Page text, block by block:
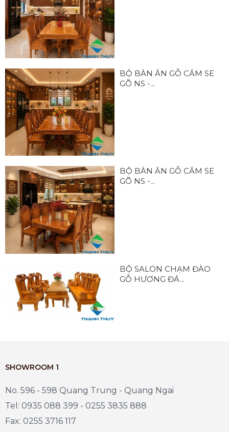
BỘ BÀN ĂN GỖ CĂM SE
GÕ NS -...
BỘ BÀN ĂN GỖ CĂM SE
GÕ NS -...
BỘ SALON CHẠM ĐÀO
GỖ HƯƠNG ĐÁ...
SHOWROOM 1
No. 596 - 598 Quang Trung - Quang Ngai
Tel: 0935 088 399 - 0255 3835 888
Fax: 0255 3716 117